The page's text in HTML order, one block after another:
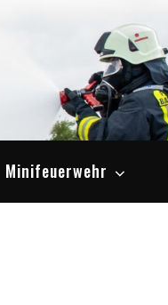
Minifeuerwehr